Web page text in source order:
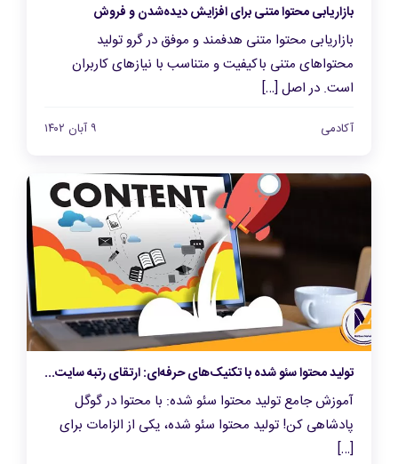
بازاریابی محتوا متنی برای افزایش دیده‌شدن و فروش
بازاریابی محتوا متنی هدفمند و موفق در گرو تولید
محتواهای متنی باکیفیت و متناسب با نیازهای کاربران
است. در اصل […]
آکادمی ۹ آبان ۱۴۰۲
تولید محتوا سئو شده با تکنیک‌های حرفه‌ای: ارتقای رتبه سایت و جذب ترافیک هدف
آموزش جامع تولید محتوا سئو شده: با محتوا در گوگل
پادشاهی کن! تولید محتوا سئو شده، یکی از الزامات برای
[…]